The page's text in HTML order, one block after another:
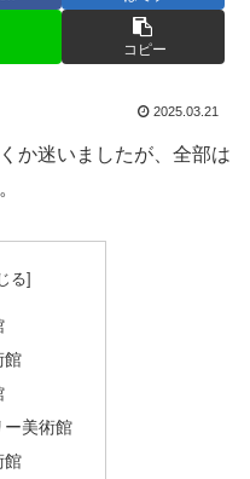
コピー
2025.03.21
か迷いましたが、全部は
館
ー美術館
館